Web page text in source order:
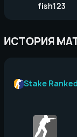
fish123
ИСТОРИЯ